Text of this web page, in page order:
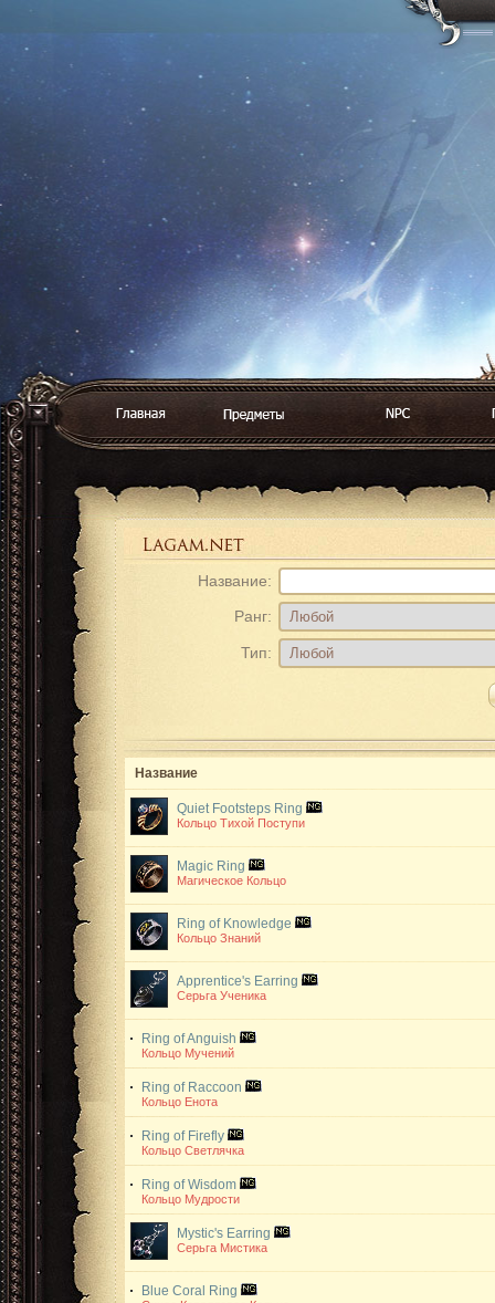
Название:
Ранг:
Тип:
Название
Quiet Footsteps Ring
Кольцо Тихой Поступи
Magic Ring
Магическое Кольцо
Ring of Knowledge
Кольцо Знаний
Apprentice's Earring
Серьга Ученика
Ring of Anguish
Кольцо Мучений
Ring of Raccoon
Кольцо Енота
Ring of Firefly
Кольцо Светлячка
Ring of Wisdom
Кольцо Мудрости
Mystic's Earring
Серьга Мистика
Blue Coral Ring